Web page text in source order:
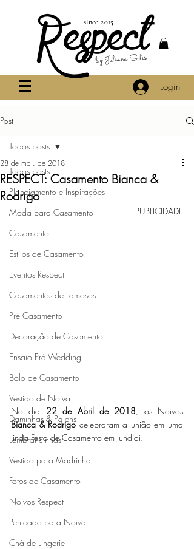
Login
since 2015
by Juliana Sales
Post
Todos posts
Planejamento e Inspirações
Moda para Casamento
Casamento
Estilos de Casamento
Eventos Respect
Casamentos de Famosos
Pré Casamento
Decoração de Casamento
Ensaio Pré Wedding
Bolo de Casamento
Vestido de Noiva
Daminhas & Pajens
Lembrancinhas
Vestido para Madrinha
Fotos de Casamento
Noivos Respect
Penteado para Noiva
Chá de Lingerie
Todos posts
RESPECT: Casamento Bianca &
Rodrigo
28 de mai. de 2018
PUBLICIDADE
No dia 22 de Abril de 2018
Bianca & Rodrigo celebraram a união em uma
linda Festa de Casamento em Jundiaí.